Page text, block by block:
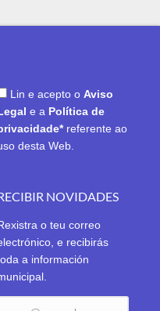
Lin e acepto o Aviso
e a Política de
referente ao
desta Web.
NOVIDADES
o teu correo
e recibirás
a información